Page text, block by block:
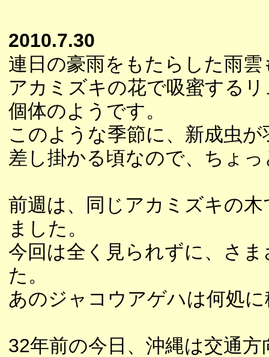
2010.7.30
連日の豪雨をもたらした雨
アカミズキの花で吸蜜する
個体のようです。
このような季節に、新成虫
差し掛かる頃なので、ちょ
前週は、同じアカミズキの
ました。
今回は全く見られずに、さ
た。
あのジャコウアゲハは何処
32年前の今日、沖縄は交通